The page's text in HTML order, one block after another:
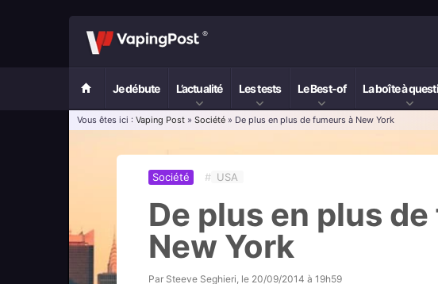
Je débute L’actualité Les tests Le Best-of La boîte à
Vous êtes ici : Vaping Post » Société » De plus en plus de fumeurs à New York
Société # USA
De plus en plus
New York
Par Steeve Seghieri, le 20/09/2014 à 19h59